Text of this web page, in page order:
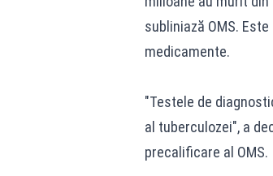
subliniază OMS.
medicamente.
"Testele de
al tuberculozei", a
precalificare al OMS.